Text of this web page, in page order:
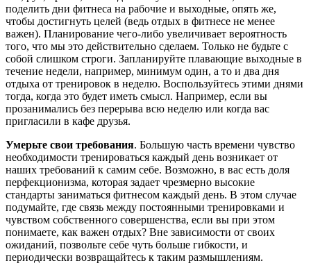
поделить дни фитнеса на рабочие и выходные, опять же,
чтобы достигнуть целей (ведь отдых в фитнесе не менее
важен). Планирование чего-либо увеличивает вероятность
того, что мы это действительно сделаем. Только не будьте с
собой слишком строги. Запланируйте плавающие выходные в
течение недели, например, минимум один, а то и два дня
отдыха от тренировок в неделю. Воспользуйтесь этими днями
тогда, когда это будет иметь смысл. Например, если вы
прозанимались без перерыва всю неделю или когда вас
пригласили в кафе друзья.
Умерьте свои требования. Большую часть времени чувство
необходимости тренироваться каждый день возникает от
наших требований к самим себе. Возможно, в вас есть доля
перфекционизма, которая задает чрезмерно высокие
стандарты заниматься фитнесом каждый день. В этом случае
подумайте, где связь между постоянными тренировками и
чувством собственного совершенства, если вы при этом
понимаете, как важен отдых? Вне зависимости от своих
ожиданий, позвольте себе чуть больше гибкости, и
периодически возвращайтесь к таким размышлениям.